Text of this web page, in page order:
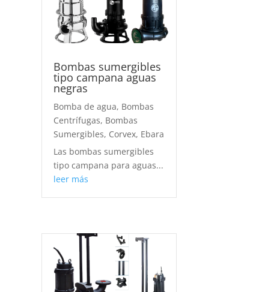
Bombas sumergibles
tipo campana aguas
negras
Bomba de agua, Bombas
Centrífugas, Bombas
Sumergibles, Corvex, Ebara
Las bombas sumergibles
tipo campana para aguas...
leer más